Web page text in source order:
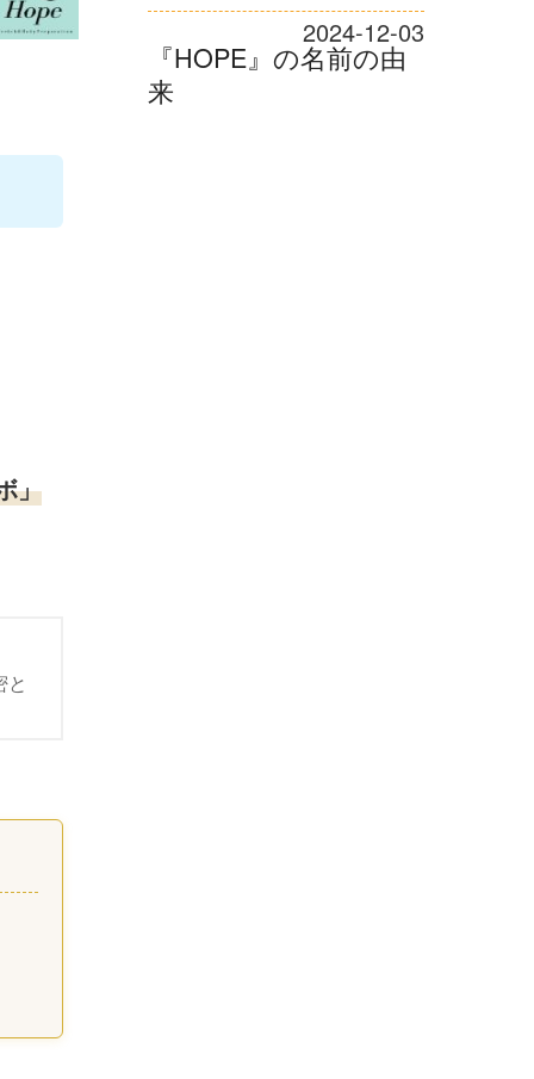
」
『HOPE』の名前の由
来
2024-12-03